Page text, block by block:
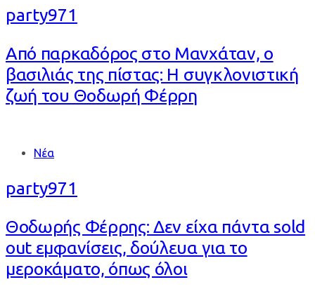
party971
Από παρκαδόρος στο Μανχάταν, ο
βασιλιάς της πίστας: Η συγκλονιστική
ζωή του Θοδωρή Φέρρη
Tags Νέα
party971
Θοδωρής Φέρρης: Δεν είχα πάντα sold
out εμφανίσεις, δούλευα για το
μεροκάματο, όπως όλοι